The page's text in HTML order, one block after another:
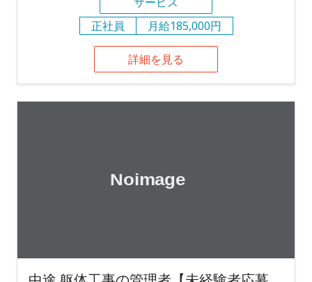
正社員
月給185,000円
詳細を見る